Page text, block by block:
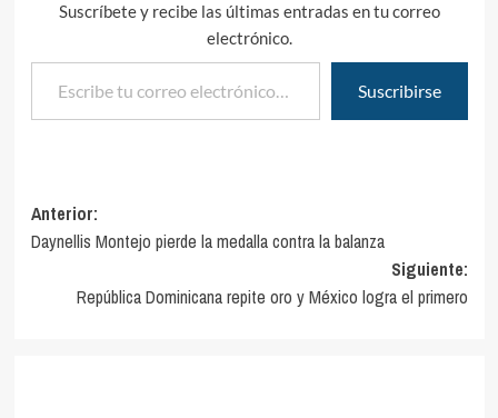
Suscríbete y recibe las últimas entradas en tu correo
electrónico.
Escribe tu correo electrónico…
Suscribirse
Navegación
de
entradas
Anterior:
Daynellis Montejo pierde la medalla contra la balanza
Siguiente:
República Dominicana repite oro y México logra el primero